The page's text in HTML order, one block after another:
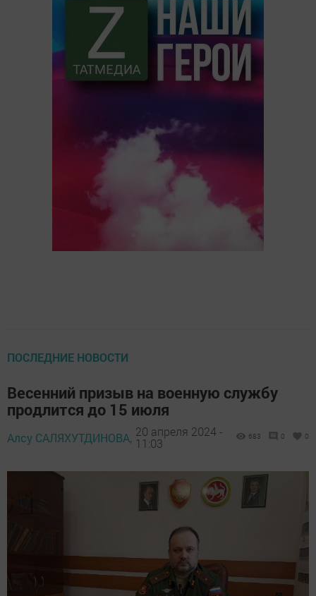
ПОСЛЕДНИЕ НОВОСТИ
Весенний призыв на военную службу
продлится до 15 июля
Алсу САЛЯХУТДИНОВА, 20 апреля 2024 -
11:03
683 0 0